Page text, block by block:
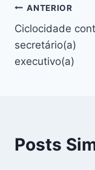
Navegação
de
Post
ANTERIOR
Ciclocidade
secretário(a)
executivo(a)
Posts